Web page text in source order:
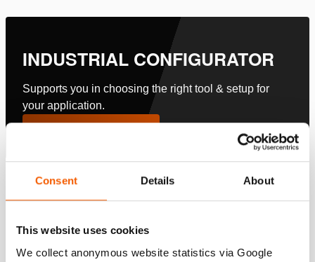
Consent Details About
This website uses cookies
We collect anonymous website statistics via Google
INDUSTRIAL CONFIGURATOR
Supports you in choosing the right tool & setup for
your application.
Spécifications
Détails
Numéro d'article 190.593.275